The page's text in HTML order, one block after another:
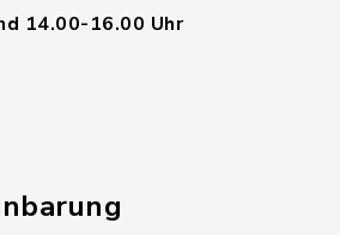
14.00-16.00 Uhr